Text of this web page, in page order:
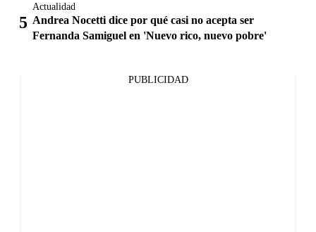
Actualidad
Andrea Nocetti dice por qué casi no acepta ser
Fernanda Samiguel en 'Nuevo rico, nuevo pobre'
PUBLICIDAD